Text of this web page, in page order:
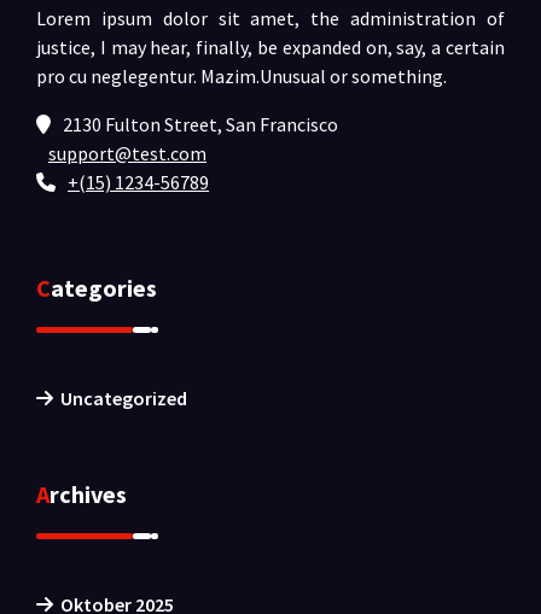
Lorem ipsum dolor sit amet, the administration of
justice, I may hear, finally, be expanded on, say, a certain
pro cu neglegentur. Mazim.Unusual or something.
2130 Fulton Street, San Francisco
support@test.com
+(15) 1234-56789
Categories
Uncategorized
Archives
Oktober 2025